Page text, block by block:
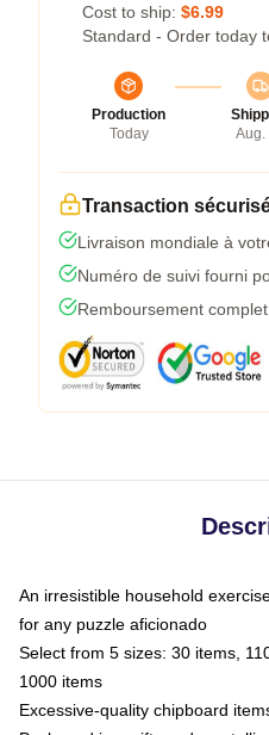
Cost to ship: $6.99
Standard - Order today
Production
Today
Aug.
Transaction
Livraison mondiale à
Numéro de suivi fourni
Remboursement
An irresistible household
for any puzzle aficionado
Select from 5 sizes: 30 items,
1000 items
Excessive-quality chipboard